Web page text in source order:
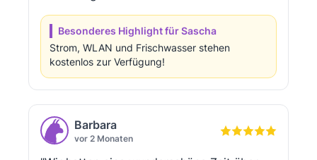
Besonderes Highlight für Sascha
Strom, WLAN und Frischwasser stehen
kostenlos zur Verfügung!
Barbara
vor 2 Monaten